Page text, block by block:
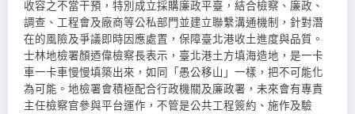
收容之不當干預，特別成立採購廉政平臺，結合檢察、廉政、
調查、工程會及廠商等公私部門並建立聯繫溝通機制，針對潛
在的風險及爭議即時因應處置，保障臺北港收土進度與品質。
士林地檢署顏迺偉檢察長表示，臺北港土方填海造地，是一卡
車一卡車慢慢填築出來，如同「愚公移山」一樣，把不可能化
為可能。地檢署會積極配合行政機關及廉政署，未來會有專責
主任檢察官參與平台運作，不管是公共工程簽約、施作及驗